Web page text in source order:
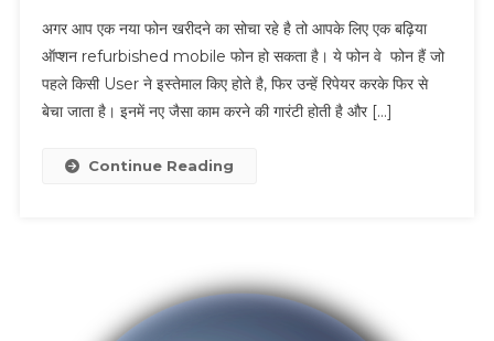
Secondhand
Mobile
फोन
कैसे खरीदे
अगर आप एक नया फोन खरीदने का सोचा रहे है तो आपके लिए एक बढ़िया
ऑप्शन refurbished mobile फोन हो सकता है। ये फोन वे फोन हैं जो
पहले किसी User ने इस्तेमाल किए होते है, फिर उन्हें रिपेयर करके फिर से
बेचा जाता है। इनमें नए जैसा काम करने की गारंटी होती है और […]
Continue Reading